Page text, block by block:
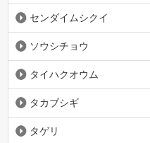
センダイムシクイ
ソウシチョウ
タイハクオウム
タカブシギ
タゲリ